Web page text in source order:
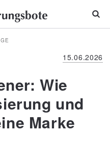
15.06.2026
Wie
und
Marke